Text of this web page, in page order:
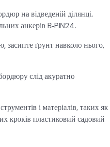
на відведеній ділянці.
анкерів B‑PIN24.
засипте ґрунт навколо нього,
слід акуратно
і матеріалів, таких як
кроків пластиковий садовий